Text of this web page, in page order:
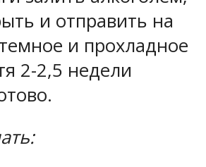
и отправить на
и прохладное
2-2,5 недели